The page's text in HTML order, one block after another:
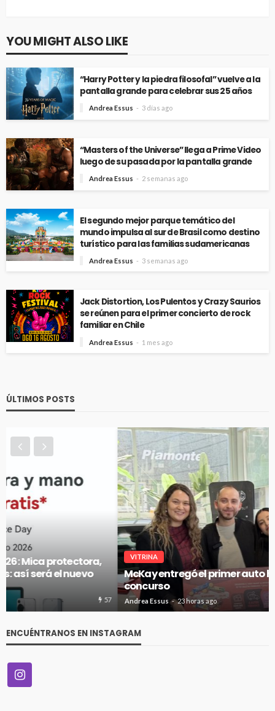
YOU MIGHT ALSO LIKE
“Harry Potter y la piedra filosofal” vuelve a la
pantalla grande para celebrar sus 25 años
Andrea Essus 3 días ago
“Masters of the Universe” llega a Prime Video
luego de su pasada por la pantalla grande
Andrea Essus 2 semanas ago
El segundo mejor parque temático del
mundo impulsa al sur de Brasil como destino
turístico para las familias sudamericanas
Andrea Essus 3 semanas ago
Jack Distortion, Los Pulentos y Crazy Saurios
se reúnen para el primer concierto de rock
familiar en Chile
Andrea Essus 1 mes ago
ÚLTIMOS POSTS
VITRINA
McKay entregó el primer auto híbrido de su gran
concurso
Andrea Essus 23 horas ago 59
ENCUÉNTRANOS EN INSTAGRAM